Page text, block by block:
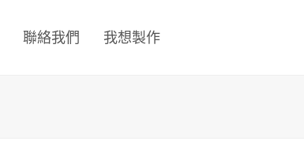
聯絡我們 我想製作